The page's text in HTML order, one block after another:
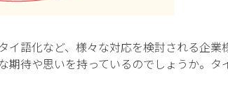
語化など、様々な対応を検討される企業
期待や思いを持っているのでしょうか。タ